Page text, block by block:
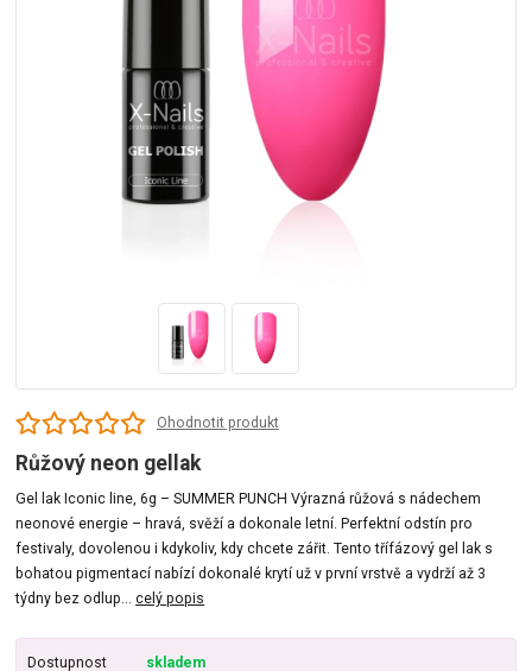
Ohodnotit produkt
Růžový neon gellak
Gel lak Iconic line, 6g – SUMMER PUNCH Výrazná růžová s nádechem
neonové energie – hravá, svěží a dokonale letní. Perfektní odstín pro
festivaly, dovolenou i kdykoliv, kdy chcete zářit. Tento třífázový gel lak s
bohatou pigmentací nabízí dokonalé krytí už v první vrstvě a vydrží až 3
týdny bez odlup...celý popis
Dostupnost skladem